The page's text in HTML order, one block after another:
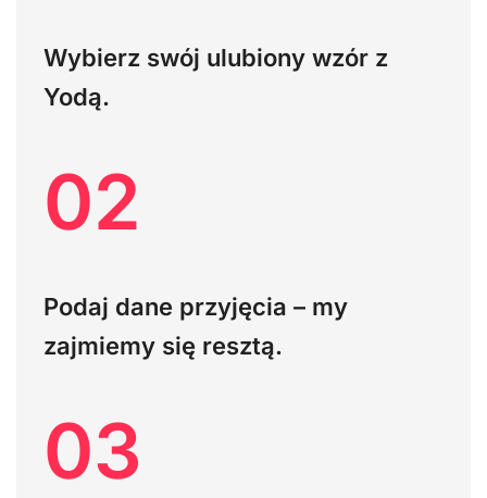
Wybierz swój ulubiony wzór z
Yodą.
02
Podaj dane przyjęcia – my
zajmiemy się resztą.
03